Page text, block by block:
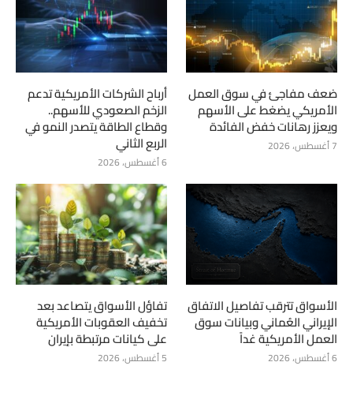
ضعف مفاجئ في سوق العمل
الأمريكي يضغط على الأسهم
ويعزز رهانات خفض الفائدة
7 أغسطس، 2026
أرباح الشركات الأمريكية تدعم
الزخم الصعودي للأسهم..
وقطاع الطاقة يتصدر النمو في
الربع الثاني
6 أغسطس، 2026
الأسواق تترقب تفاصيل الاتفاق
الإيراني العُماني وبيانات سوق
العمل الأمريكية غداً
6 أغسطس، 2026
تفاؤل الأسواق يتصاعد بعد
تخفيف العقوبات الأمريكية
على كيانات مرتبطة بإيران
5 أغسطس، 2026